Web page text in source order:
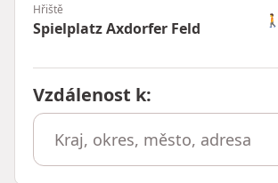
Hřiště
Spielplatz Axdorfer Feld 🚶
Vzdálenost k: